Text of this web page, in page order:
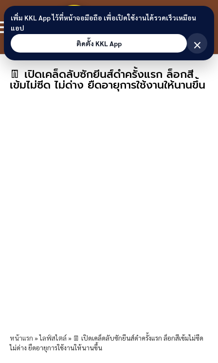
Skip to content
ขอนแก่น
ลิงก์
👖 เปิดเคล็ดลับซักยีนส์ดำครั้งแรก ล็อกสี
เข้มไม่ซีด ไม่ด่าง ยืดอายุการใช้งานให้นานขึ้น
หน้าแรก »ไลฟ์สไตล์» 👖 เปิดเคล็ดลับซักยีนส์ดำครั้งแรก ล็อกสีเข้มไม่ซีด
ไม่ด่าง ยืดอายุการใช้งานให้นานขึ้น
เพิ่ม KKL App ไว้ที่หน้าจอมือถือ เพื่อเปิดใช้งานได้รวดเร็วเหมือน
แอป
ติดตั้ง KKL App
×